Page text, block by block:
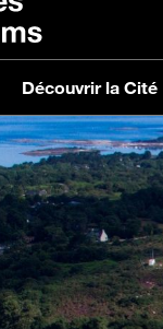
Découvrir la Cité